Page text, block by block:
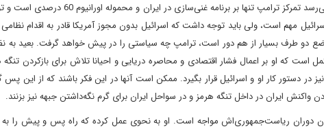
این بن‌بست در شرایطی است که به نظر می‌رسد تمرکز ترامپ
مهم است، ولی باید توجه داشت که اسرائیل بدون مجوز آمریکا قادر به اقدام
دو طرف بسیار از هم دور است، ترامپ چه سیاستی را در پیش خواهد گرفت. بعید
است که او بر اعمال فشار اقتصادی و محاصره دریایی و احیانا تلاش برای بازکردن
در دستور کار او و اسرائیل قرار بگیرد. ممکن است آنها در این فکر باشند که از این
واکنش ایران در داخل تنگه هرمز و در سواحل ایران برای گرم نگه‌داشتن جبهه نیز بزنند.
دوران ریاست‌جمهوری‌اش مواجه است. او به نحوی عمل کرده که راه پس و پیش را